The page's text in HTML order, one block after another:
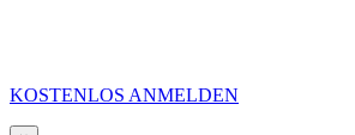
KOSTENLOS ANMELDEN